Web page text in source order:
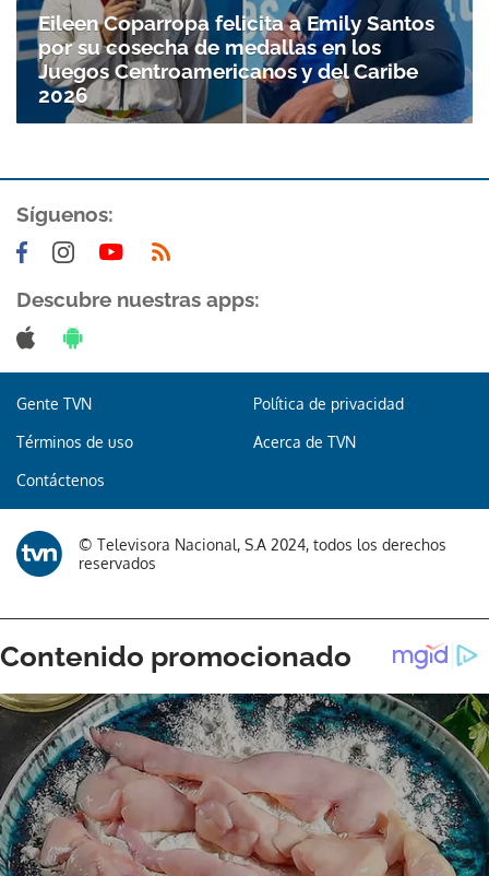
ACEPTAR
Eileen Coparropa felicita a Emily Santos
por su cosecha de medallas en los
Juegos Centroamericanos y del Caribe
2026
Síguenos:
Descubre nuestras apps:
Gente TVN Política de privacidad
Términos de uso Acerca de TVN
Contáctenos
© Televisora Nacional, S.A 2024, todos los derechos
reservados